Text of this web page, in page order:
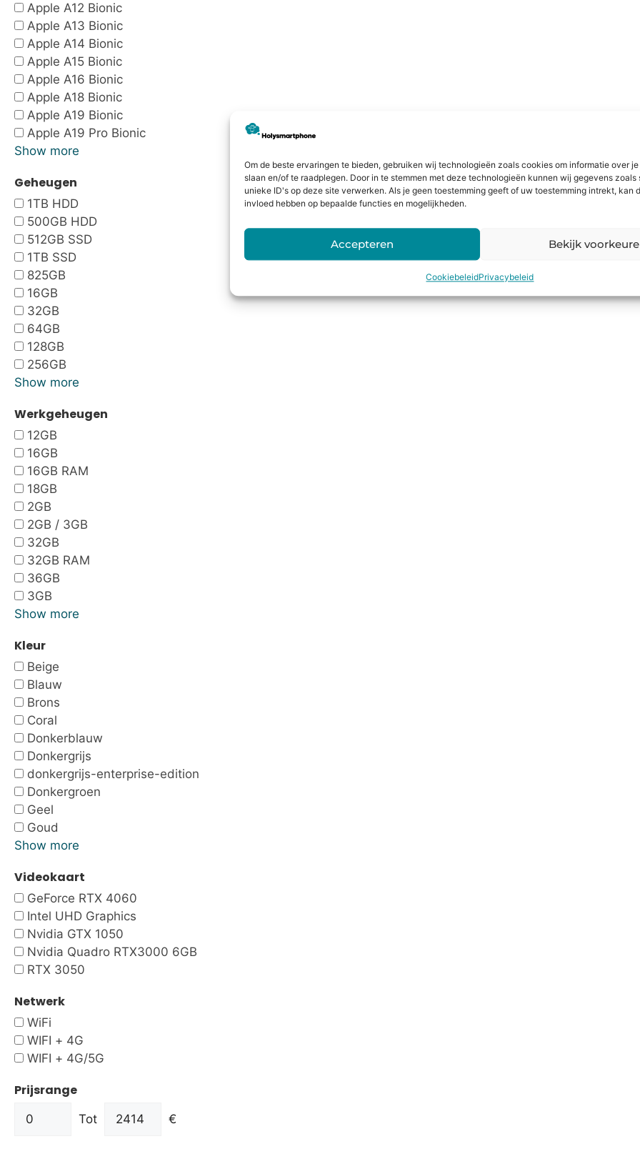
Om de beste ervaringen te bieden, gebruiken wij technologieën zoals cookies om informatie over
slaan en/of te raadplegen. Door in te stemmen met deze technologieën kunnen wij gegevens zoals
unieke ID's op deze site verwerken. Als je geen toestemming geeft of uw toestemming intrekt, kan
invloed hebben op bepaalde functies en mogelijkheden.
Accepteren Bekijk
CookiebeleidPrivacybeleid
Apple A12 Bionic
Apple A13 Bionic
Apple A14 Bionic
Apple A15 Bionic
Apple A16 Bionic
Apple A18 Bionic
Apple A19 Bionic
Apple A19 Pro Bionic
Show more
Geheugen
1TB HDD
500GB HDD
512GB SSD
1TB SSD
825GB
16GB
32GB
64GB
128GB
256GB
Show more
Werkgeheugen
12GB
16GB
16GB RAM
18GB
2GB
2GB / 3GB
32GB
32GB RAM
36GB
3GB
Show more
Kleur
Beige
Blauw
Brons
Coral
Donkerblauw
Donkergrijs
donkergrijs-enterprise-edition
Donkergroen
Geel
Goud
Show more
Videokaart
GeForce RTX 4060
Intel UHD Graphics
Nvidia GTX 1050
Nvidia Quadro RTX3000 6GB
RTX 3050
Netwerk
WiFi
WIFI + 4G
WIFI + 4G/5G
Prijsrange
Tot €